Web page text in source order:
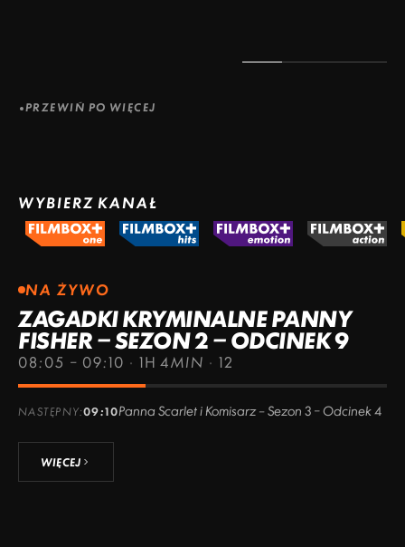
PRZEWIŃ PO WIĘCEJ
WYBIERZ KANAŁ
NA ŻYWO
ZAGADKI KRYMINALNE PANNY
FISHER – SEZON 2 – ODCINEK 9
08:05 – 09:10 · 1H 4MIN · 12
NASTĘPNY:09:10Panna Scarlet i Komisarz – Sezon 3 – Odcinek 4
WIĘCEJ